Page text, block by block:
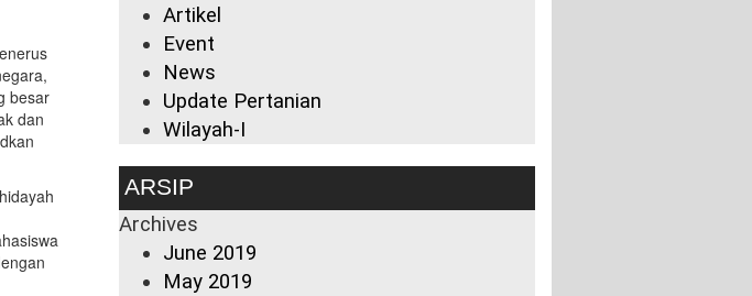
besar
dan
Artikel
Event
News
Update Pertanian
Wilayah-I
ARSIP
Archives
June 2019
May 2019